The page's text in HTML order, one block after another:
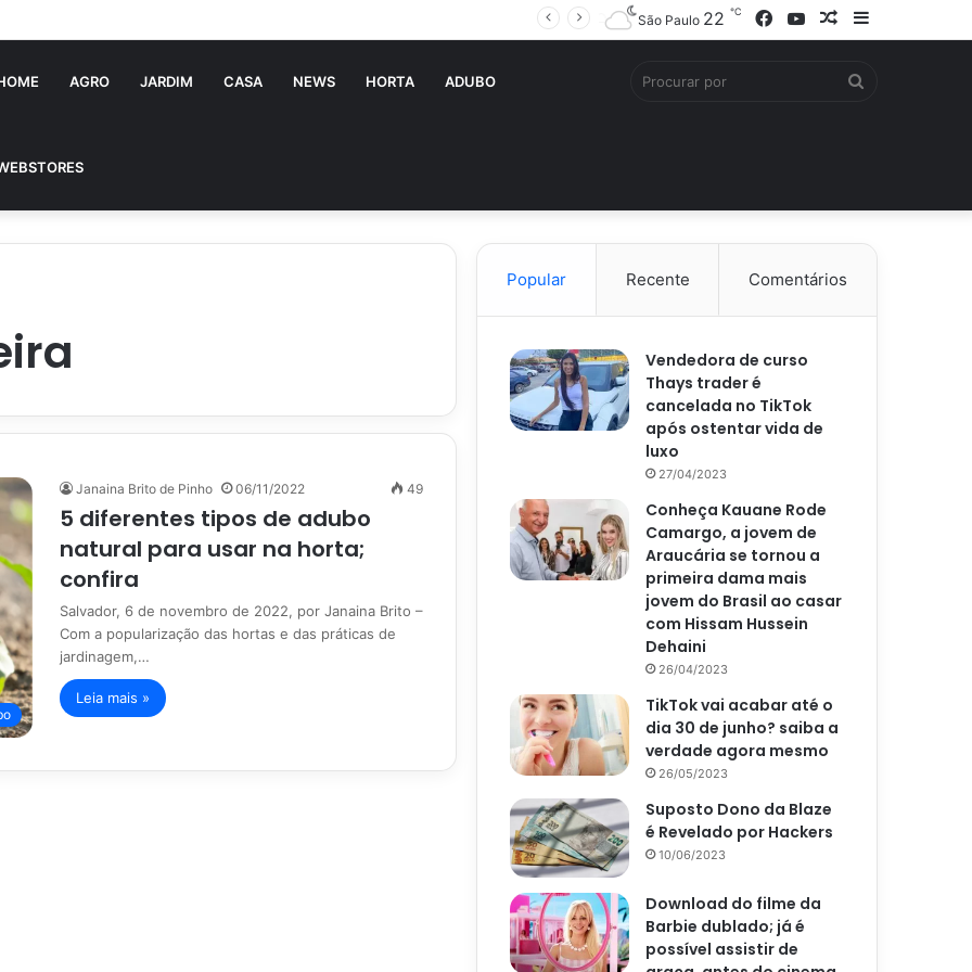
Barra
Artigo
YouTube
Facebook
São Paulo 22 ℃
AGRO JARDIM CASA NEWS HORTA ADUBO
Janaina Brito de Pinho 06/11/2022 49
5 diferentes tipos de adubo
natural para usar na horta;
confira
Salvador, 6 de novembro de 2022, por Janaina Brito –
Com a popularização das hortas e das práticas de
jardinagem,…
Leia mais »
Popular Recente Comentários
Vendedora de curso
Thays trader é
cancelada no TikTok
após ostentar vida de
luxo
27/04/2023
Conheça Kauane Rode
Camargo, a jovem de
Araucária se tornou a
primeira dama mais
jovem do Brasil ao casar
com Hissam Hussein
Dehaini
26/04/2023
TikTok vai acabar até o
dia 30 de junho? saiba a
verdade agora mesmo
26/05/2023
Suposto Dono da Blaze
é Revelado por Hackers
10/06/2023
Download do filme da
Barbie dublado; já é
possível assistir de